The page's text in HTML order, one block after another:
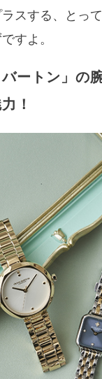
スする、とっ
すよ。
バートン」の
！